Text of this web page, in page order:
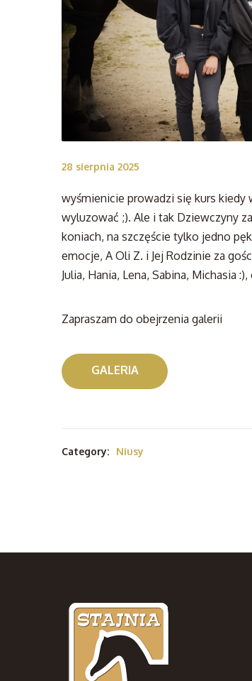
28 sierpnia 2025
wyśmienicie prowadzi się kurs
wyluzować ;). Ale i tak Dziewczyny
koniach, na szczęście tylko jedno
emocje, A Oli Z. i Jej Rodzinie za
Julia, Hania, Lena, Sabina, Michasia
Zapraszam do obejrzenia galerii
GALERIA
Category: Niusy